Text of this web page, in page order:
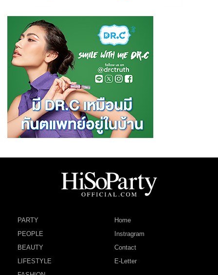
PARTY
PEOPLE
BEAUTY
LIFESTYLE
Home
Instragram
Contact
E-Letter